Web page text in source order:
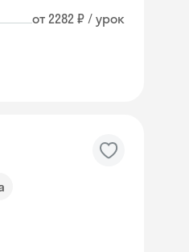
от 2282 ₽ / урок